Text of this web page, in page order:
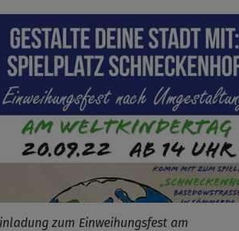
zum Einweihungsfest am